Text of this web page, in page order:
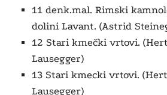
11 denk.mal. Rimski
dolini Lavant. (Astrid
12 Stari kmečki vrtovi.
Lausegger)
13 Stari kmecki vrtovi.
Lausegger)